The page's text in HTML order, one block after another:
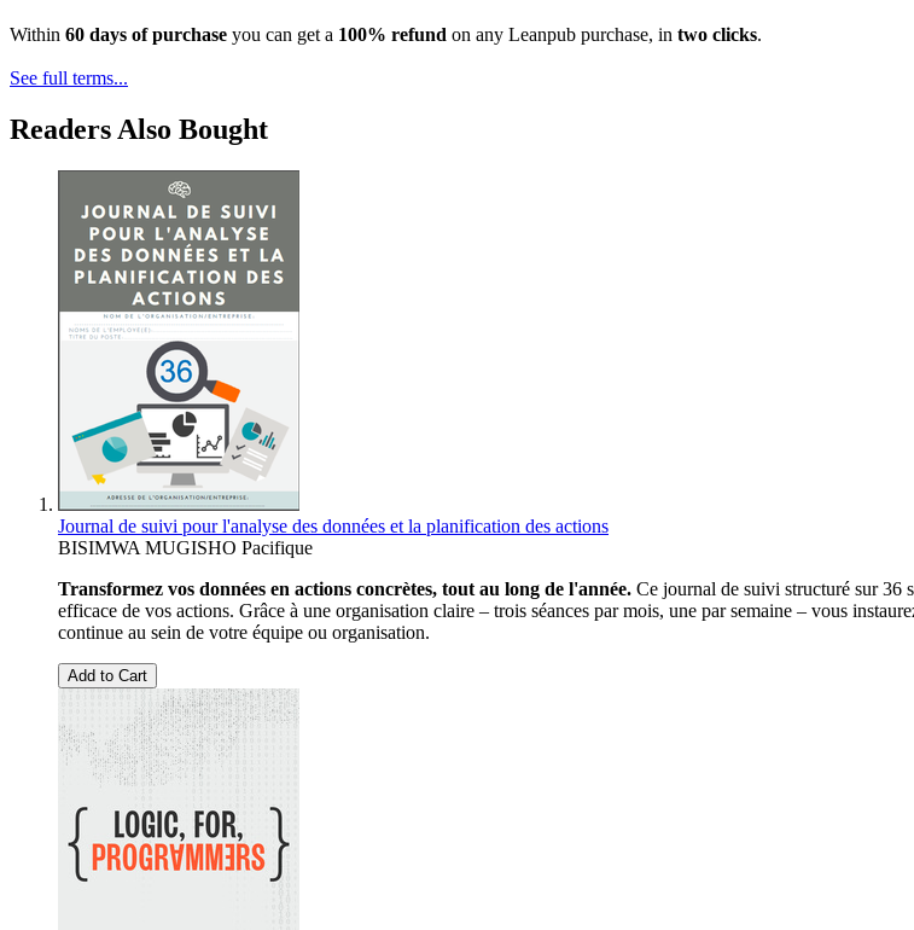
Within 60 days of purchase you can get a 100% refund on any Leanpub purchase, in two clicks.
See full terms...
Readers Also Bought
Journal de suivi pour l'analyse des données et la planification des actions
BISIMWA MUGISHO Pacifique
Transformez vos données en actions concrètes, tout au long de l'année. Ce journal de suivi structuré sur 36
efficace de vos actions. Grâce à une organisation claire – trois séances par mois, une par semaine – vous
continue au sein de votre équipe ou organisation.
Add to Cart